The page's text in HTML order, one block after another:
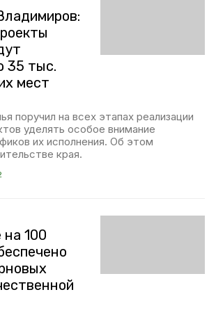
35 тыс.
мест
поручил на всех этапах реализации
уделять особое внимание
их исполнения. Об этом
края.
на 100